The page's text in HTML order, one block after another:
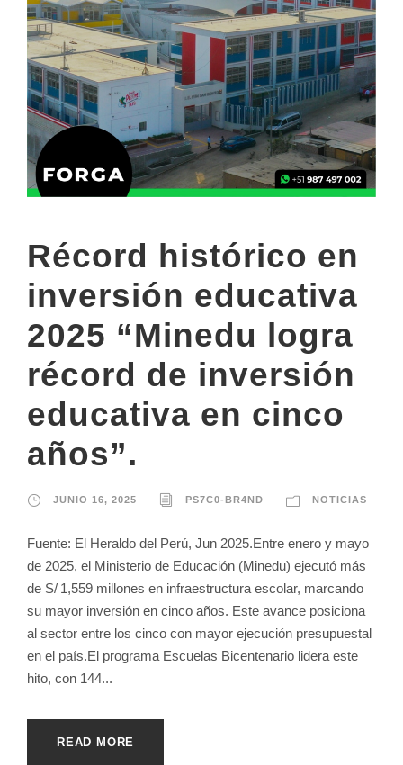
Récord histórico en
inversión educativa
2025 “Minedu logra
récord de inversión
educativa en cinco
años”.
JUNIO 16, 2025 PS7C0-BR4ND NOTICIAS
Fuente: El Heraldo del Perú, Jun 2025.Entre enero y mayo
de 2025, el Ministerio de Educación (Minedu) ejecutó más
de S/ 1,559 millones en infraestructura escolar, marcando
su mayor inversión en cinco años. Este avance posiciona
al sector entre los cinco con mayor ejecución presupuestal
en el país.El programa Escuelas Bicentenario lidera este
hito, con 144...
READ MORE